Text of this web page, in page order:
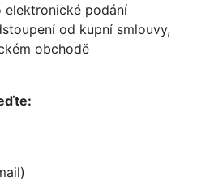
elektronické podání
od kupní smlouvy,
obchodě